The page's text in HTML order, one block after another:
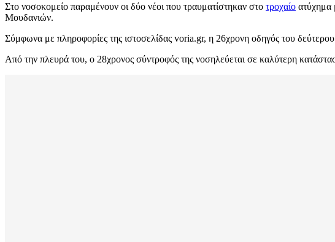
Στο νοσοκομείο παραμένουν οι δύο νέοι που τραυματίστηκαν στο τροχαίο ατύχημα
Μουδανιών.
Σύμφωνα με πληροφορίες της ιστοσελίδας voria.gr, η 26χρονη οδηγός του
Από την πλευρά του, ο 28χρονος σύντροφός της νοσηλεύεται σε καλύτερη